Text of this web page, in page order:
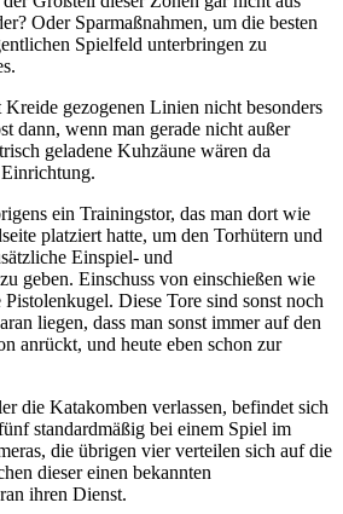
Oder Sparmaßnahmen, um die besten
Spielfeld unterbringen zu
gezogenen Linien nicht besonders
dann, wenn man gerade nicht außer
geladene Kuhzäune wären da
ein Trainingstor, das man dort wie
platziert hatte, um den Torhütern und
Einspiel- und
geben. Einschuss von einschießen wie
Diese Tore sind sonst noch
liegen, dass man sonst immer auf den
anrückt, und heute eben schon zur
die Katakomben verlassen, befindet sich
standardmäßig bei einem Spiel im
die übrigen vier verteilen sich auf die
dieser einen bekannten
ihren Dienst.